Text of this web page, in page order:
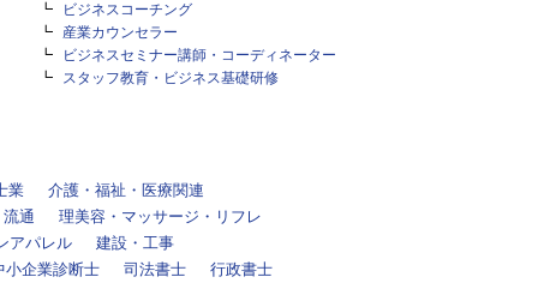
ビジネスコーチング
産業カウンセラー
ビジネスセミナー講師・コーディネーター
スタッフ教育・ビジネス基礎研修
業
介護・福祉・医療関連
通
理美容・マッサージ・リフレ
アパレル
建設・工事
小企業診断士
司法書士
行政書士